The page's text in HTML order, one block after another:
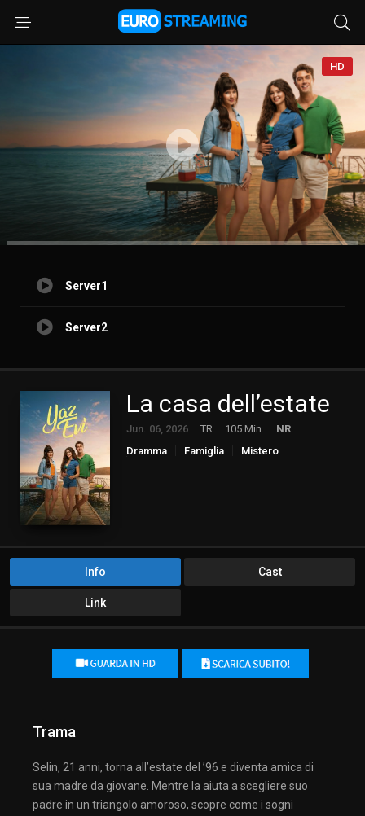
HD
Server1
Server2
La casa dell’estate
Jun. 06, 2026 TR 105 Min.
NR
Dramma
Famiglia
Mistero
Info Cast
Link
Trama
Selin, 21 anni, torna all’estate del ’96 e diventa amica di
sua madre da giovane. Mentre la aiuta a scegliere suo
padre in un triangolo amoroso, scopre come i sogni